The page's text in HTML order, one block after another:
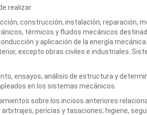
realizar
construcción, instalación, reparación,
térmicos y fluidos mecánicos
y aplicación de la energía
excepto obras civiles e industriales.
ensayos, análisis de estructura y
en los sistemas mecánicos.
sobre los incisos anteriores
arbitrajes, pericias y tasaciones; higiene,